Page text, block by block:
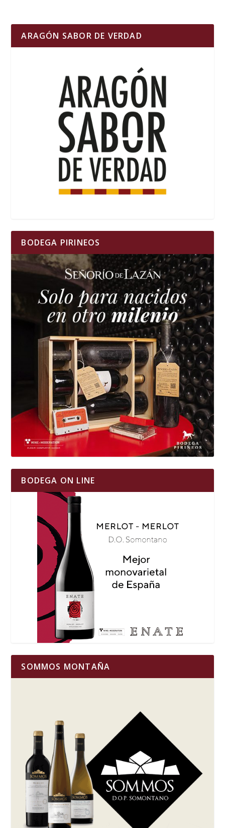
ARAGÓN SABOR DE VERDAD
BODEGA PIRINEOS
BODEGA ON LINE
SOMMOS MONTAÑA